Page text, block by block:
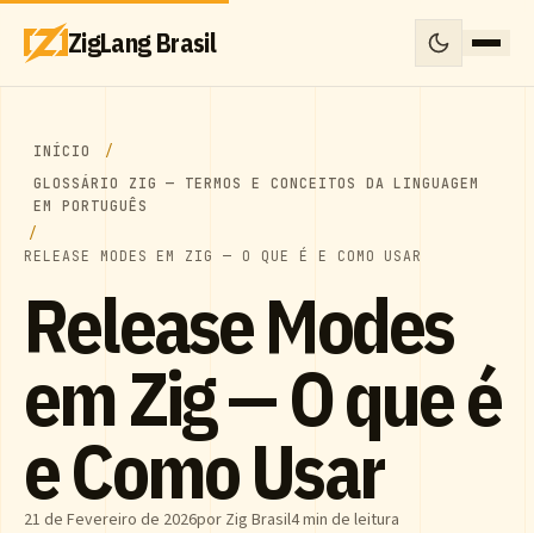
ZigLang Brasil
INÍCIO
GLOSSÁRIO ZIG — TERMOS E CONCEITOS DA LINGUAGEM
EM PORTUGUÊS
RELEASE MODES EM ZIG — O QUE É E COMO USAR
Release Modes
em Zig — O que é
e Como Usar
21 de Fevereiro de 2026por Zig Brasil4 min de leitura